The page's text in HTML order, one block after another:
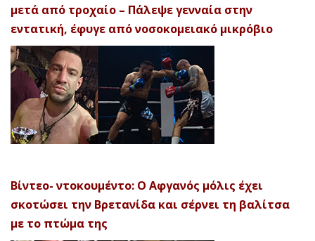
μετά από τροχαίο – Πάλεψε γενναία στην
εντατική, έφυγε από νοσοκομειακό μικρόβιο
Βίντεο- ντοκουμέντο: Ο Αφγανός μόλις έχει
σκοτώσει την Βρετανίδα και σέρνει τη βαλίτσα
με το πτώμα της